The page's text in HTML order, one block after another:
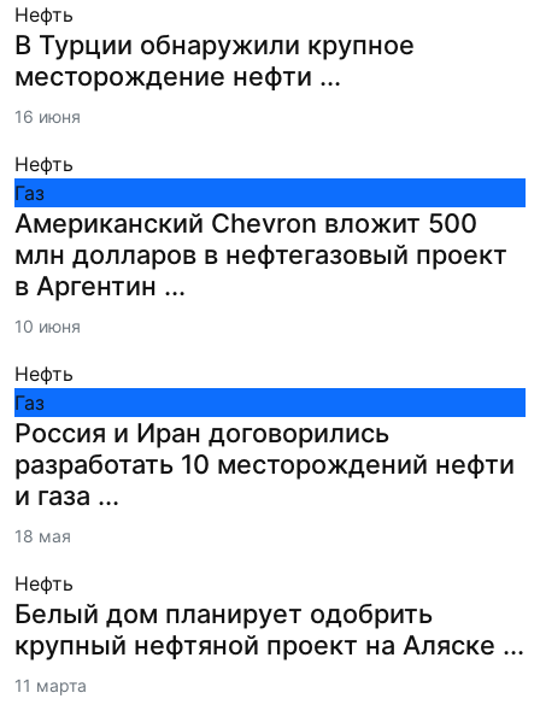
Нефть
В Турции обнаружили крупное
месторождение нефти ...
16 июня
Нефть
Газ
Американский Chevron вложит 500
млн долларов в нефтегазовый проект
в Аргентин ...
10 июня
Нефть
Газ
Россия и Иран договорились
разработать 10 месторождений нефти
и газа ...
18 мая
Нефть
Белый дом планирует одобрить
крупный нефтяной проект на Аляске ...
11 марта